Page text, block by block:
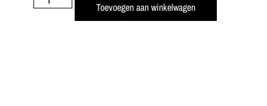
Toevoegen aan winkelwagen